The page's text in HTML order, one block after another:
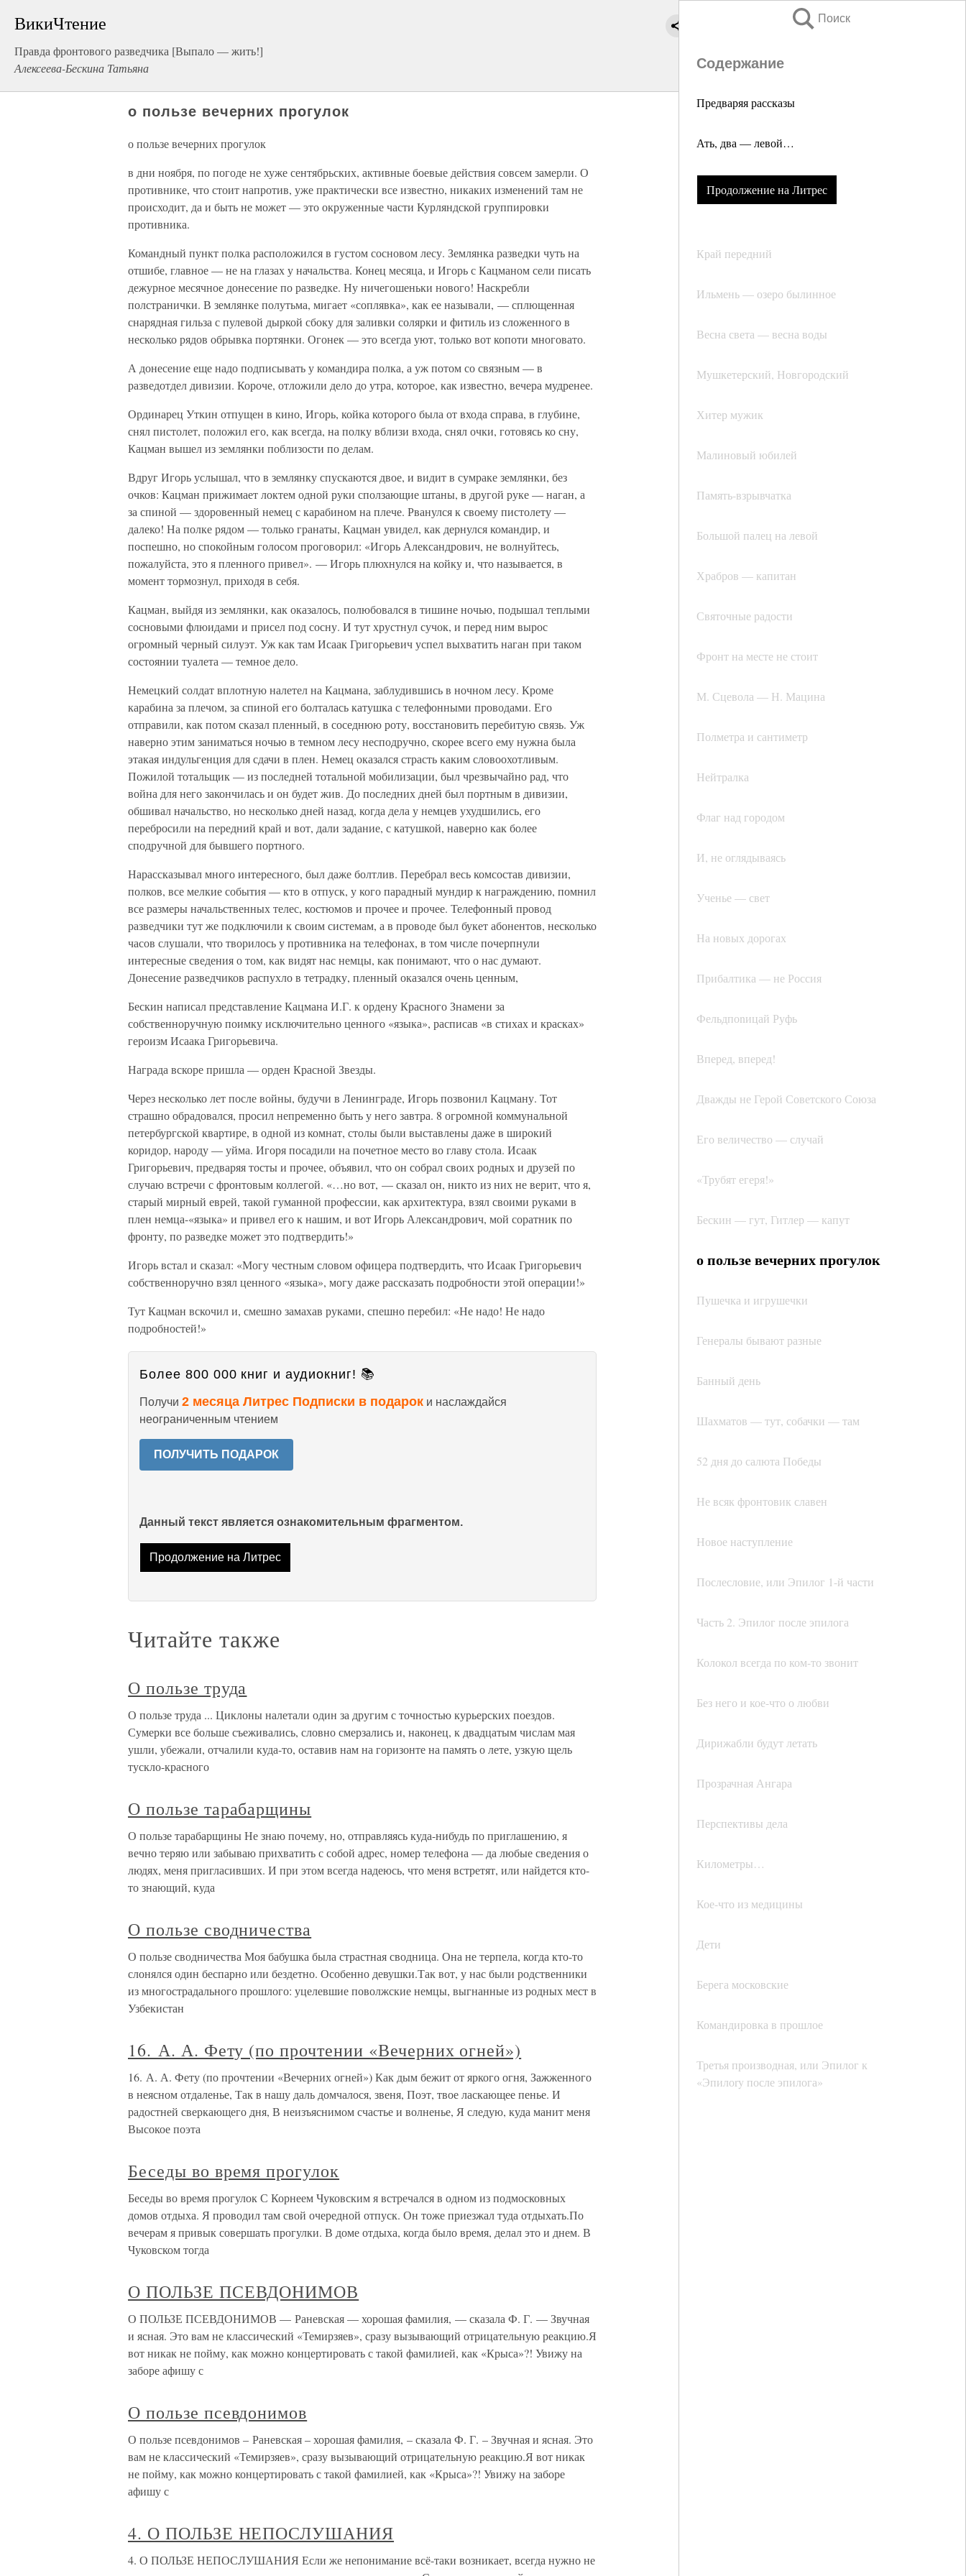
ВикиЧтение
Правда фронтового разведчика [Выпало — жить!]
Алексеева-Бескина Татьяна
Поиск
Содержание
Предваряя рассказы
Ать, два — левой…
Продолжение на Литрес
Край передний
Ильмень — озеро былинное
Весна света — весна воды
Мушкетерский, Новгородский
Хитер мужик
Малиновый юбилей
Память-взрывчатка
Большой палец на левой
Храбров — капитан
Святочные радости
Фронт на месте не стоит
М. Сцевола — Н. Мацина
Полметра и сантиметр
Нейтралка
Флаг над городом
И, не оглядываясь
Ученье — свет
На новых дорогах
Прибалтика — не Россия
Фельдпоnицай Руфь
Вперед, вперед!
Дважды не Герой Советского Союза
Его величество — случай
«Трубят егеря!»
Бескин — гут, Гитлер — капут
о пользе вечерних прогулок
Пушечка и игрушечки
Генералы бывают разные
Банный день
Шахматов — тут, собачки — там
52 дня до салюта Победы
Не всяк фронтовик славен
Новое наступление
Послесловие, или Эпилог 1-й части
Часть 2. Эпилог после эпилога
Колокол всегда по ком-то звонит
Без него и кое-что о любви
Дирижабли будут летать
Прозрачная Ангара
Перспективы дела
Километры…
Кое-что из медицины
Дети
Берега московские
Командировка в прошлое
Третья производная, или Эпилог к
«Эпилоry после эпилога»
о пользе вечерних прогулок
о пользе вечерних прогулок
в дни ноября, по погоде не хуже сентябрьских, активные боевые действия совсем замерли. О
противнике, что стоит напротив, уже практически все известно, никаких изменений там не
происходит, да и быть не может — это окруженные части Курляндской группировки
противника.
Командный пункт полка расположился в густом сосновом лесу. Землянка разведки чуть на
отшибе, главное — не на глазах у начальства. Конец месяца, и Игорь с Кацманом сели писать
дежурное месячное донесение по разведке. Ну ничегошеньки нового! Наскребли
полстранички. В землянке полутьма, мигает «соплявка», как ее называли, — сплющенная
снарядная гильза с пулевой дыркой сбоку для заливки солярки и фитиль из сложенного в
несколько рядов обрывка портянки. Огонек — это всегда уют, только вот копоти многовато.
А донесение еще надо подписывать у командира полка, а уж потом со связным — в
разведотдел дивизии. Короче, отложили дело до утра, которое, как известно, вечера мудренее.
Ординарец Уткин отпущен в кино, Игорь, койка которого была от входа справа, в глубине,
снял пистолет, положил его, как всегда, на полку вблизи входа, снял очки, готовясь ко сну,
Кацман вышел из землянки поблизости по делам.
Вдруг Игорь услышал, что в землянку спускаются двое, и видит в сумраке землянки, без
очков: Кацман прижимает локтем одной руки сползающие штаны, в другой руке — наган, а
за спиной — здоровенный немец с карабином на плече. Рванулся к своему пистолету —
далеко! На полке рядом — только гранаты, Кацман увидел, как дернулся командир, и
поспешно, но спокойным голосом проговорил: «Игорь Александрович, не волнуйтесь,
пожалуйста, это я пленного привел». — Игорь плюхнулся на койку и, что называется, в
момент тормознул, приходя в себя.
Кацман, выйдя из землянки, как оказалось, полюбовался в тишине ночью, подышал теплыми
сосновыми флюидами и присел под сосну. И тут хрустнул сучок, и перед ним вырос
огромный черный силуэт. Уж как там Исаак Григорьевич успел выхватить наган при таком
состоянии туалета — темное дело.
Немецкий солдат вплотную налетел на Кацмана, заблудившись в ночном лесу. Кроме
карабина за плечом, за спиной его болталась катушка с телефонными проводами. Его
отправили, как потом сказал пленный, в соседнюю роту, восстановить перебитую связь. Уж
наверно этим заниматься ночью в темном лесу несподручно, скорее всего ему нужна была
этакая индульгенция для сдачи в плен. Немец оказался страсть каким словоохотливым.
Пожилой тотальщик — из последней тотальной мобилизации, был чрезвычайно рад, что
война для него закончилась и он будет жив. До последних дней был портным в дивизии,
обшивал начальство, но несколько дней назад, когда дела у немцев ухудшились, его
перебросили на передний край и вот, дали задание, с катушкой, наверно как более
сподручной для бывшего портного.
Нарассказывал много интересного, был даже болтлив. Перебрал весь комсостав дивизии,
полков, все мелкие события — кто в отпуск, у кого парадный мундир к награждению, помнил
все размеры начальственных телес, костюмов и прочее и прочее. Телефонный провод
разведчики тут же подключили к своим системам, а в проводе был букет абонентов, несколько
часов слушали, что творилось у противника на телефонах, в том числе почерпнули
интересные сведения о том, как видят нас немцы, как понимают, что о нас думают.
Донесение разведчиков распухло в тетрадку, пленный оказался очень ценным,
Бескин написал представление Кацмана И.Г. к ордену Красного Знамени за
собственноручную поимку исключительно ценного «языка», расписав «в стихах и красках»
героизм Исаака Григорьевича.
Награда вскоре пришла — орден Красной Звезды.
Через несколько лет после войны, будучи в Ленинграде, Игорь позвонил Кацману. Тот
страшно обрадовался, просил непременно быть у него завтра. 8 огромной коммунальной
петербургской квартире, в одной из комнат, столы были выставлены даже в широкий
коридор, народу — уйма. Игоря посадили на почетное место во главу стола. Исаак
Григорьевич, предваряя тосты и прочее, объявил, что он собрал своих родных и друзей по
случаю встречи с фронтовым коллегой. «…но вот, — сказал он, никто из них не верит, что я,
старый мирный еврей, такой гуманной профессии, как архитектура, взял своими руками в
плен немца-«языка» и привел его к нашим, и вот Игорь Александрович, мой соратник по
фронту, по разведке может это подтвердить!»
Игорь встал и сказал: «Могу честным словом офицера подтвердить, что Исаак Григорьевич
собственноручно взял ценного «языка», могу даже рассказать подробности этой операции!»
Тут Кацман вскочил и, смешно замахав руками, спешно перебил: «Не надо! Не надо
подробностей!»
Более 800 000 книг и аудиокниг! 📚
Получи 2 месяца Литрес Подписки в подарок и наслаждайся
неограниченным чтением
ПОЛУЧИТЬ ПОДАРОК
Данный текст является ознакомительным фрагментом.
Продолжение на Литрес
Читайте также
О пользе труда
О пользе труда ... Циклоны налетали один за другим с точностью курьерских поездов.
Сумерки все больше съеживались, словно смерзались и, наконец, к двадцатым числам мая
ушли, убежали, отчалили куда-то, оставив нам на горизонте на память о лете, узкую щель
тускло-красного
О пользе тарабарщины
О пользе тарабарщины Не знаю почему, но, отправляясь куда-нибудь по приглашению, я
вечно теряю или забываю прихватить с собой адрес, номер телефона — да любые сведения о
людях, меня пригласивших. И при этом всегда надеюсь, что меня встретят, или найдется кто-
то знающий, куда
О пользе сводничества
О пользе сводничества Моя бабушка была страстная сводница. Она не терпела, когда кто-то
слонялся один беспарно или бездетно. Особенно девушки.Так вот, у нас были родственники
из многострадального прошлого: уцелевшие поволжские немцы, выгнанные из родных мест в
Узбекистан
16. А. А. Фету (по прочтении «Вечерних огней»)
16. А. А. Фету (по прочтении «Вечерних огней») Как дым бежит от яркого огня, Зажженного
в неясном отдаленье, Так в нашу даль домчалося, звеня, Поэт, твое ласкающее пенье. И
радостней сверкающего дня, В неизъяснимом счастье и волненье, Я следую, куда манит меня
Высокое поэта
Беседы во время прогулок
Беседы во время прогулок С Корнеем Чуковским я встречался в одном из подмосковных
домов отдыха. Я проводил там свой очередной отпуск. Он тоже приезжал туда отдыхать.По
вечерам я привык совершать прогулки. В доме отдыха, когда было время, делал это и днем. В
Чуковском тогда
О ПОЛЬЗЕ ПСЕВДОНИМОВ
О ПОЛЬЗЕ ПСЕВДОНИМОВ — Раневская — хорошая фамилия, — сказала Ф. Г. — Звучная
и ясная. Это вам не классический «Темирзяев», сразу вызывающий отрицательную реакцию.Я
вот никак не пойму, как можно концертировать с такой фамилией, как «Крыса»?! Увижу на
заборе афишу с
О пользе псевдонимов
О пользе псевдонимов – Раневская – хорошая фамилия, – сказала Ф. Г. – Звучная и ясная. Это
вам не классический «Темирзяев», сразу вызывающий отрицательную реакцию.Я вот никак
не пойму, как можно концертировать с такой фамилией, как «Крыса»?! Увижу на заборе
афишу с
4. О ПОЛЬЗЕ НЕПОСЛУШАНИЯ
4. О ПОЛЬЗЕ НЕПОСЛУШАНИЯ Если же непонимание всё-таки возникает, всегда нужно не